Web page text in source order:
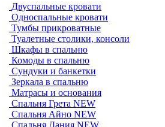
Двуспальные кровати
Односпальные кровати
Тумбы прикроватные
Туалетные столики, консоли
Шкафы в спальню
Комоды в спальню
Сундуки и банкетки
Зеркала в спальню
Матрасы и основания
Спальня Грета NEW
Спальня Айно NEW
Спальня Дания NEW